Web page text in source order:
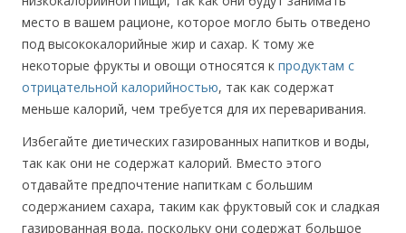
место в вашем рационе, которое могло быть отведено
под высококалорийные жир и сахар. К тому же
некоторые фрукты и овощи относятся к продуктам с
отрицательной калорийностью, так как содержат
меньше калорий, чем требуется для их переваривания.
Избегайте диетических газированных напитков и воды,
так как они не содержат калорий. Вместо этого
отдавайте предпочтение напиткам с большим
содержанием сахара, таким как фруктовый сок и сладкая
газированная вода, поскольку они содержат большое